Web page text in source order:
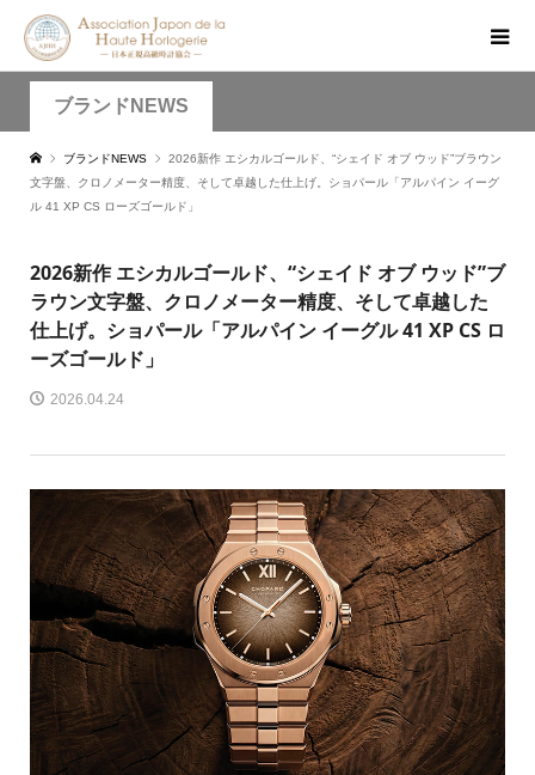
ブランドNEWS
ブランドNEWS
2026新作 エシカルゴールド、“シェイド オブ ウッド”ブラウン
文字盤、クロノメーター精度、そして卓越した仕上げ。ショパール「アルパイン イーグ
ル 41 XP CS ローズゴールド」
2026新作 エシカルゴールド、“シェイド オブ ウッド”ブ
ラウン文字盤、クロノメーター精度、そして卓越した
仕上げ。ショパール「アルパイン イーグル 41 XP CS ロ
ーズゴールド」
2026.04.24